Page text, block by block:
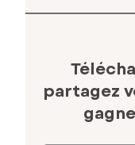
partagez